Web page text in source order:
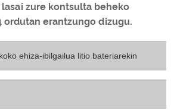
lasai zure kontsulta beheko
ordutan erantzungo dizugu.